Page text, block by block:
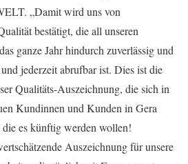
„Damit wird uns von
bestätigt, die all unseren
ganze Jahr hindurch zuverlässig und
jederzeit abrufbar ist. Dies ist die
Qualitäts-Auszeichnung, die sich in
Kundinnen und Kunden in Gera
es künftig werden wollen!
Auszeichnung für unsere